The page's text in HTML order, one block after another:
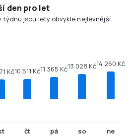
den pro let
jsou lety obvykle nejlevnější.
Kč10 511 Kč
čt
11 365 Kč
pá
13 028 Kč
so
14 260 Kč
ne